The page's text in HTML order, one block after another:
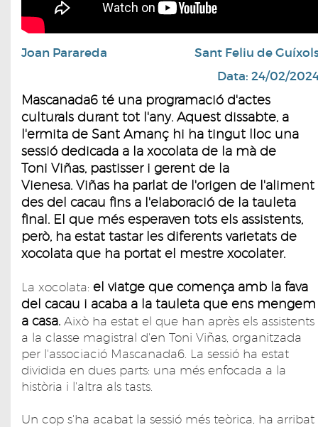
Joan Parareda
Sant Feliu de
Data: 24/02/
Mascanada6 té una programació d'actes
culturals durant tot l'any. Aquest dissabte, a
l'ermita de Sant Amanç hi ha tingut lloc una
sessió dedicada a la xocolata de la mà de
Toni Viñas, pastisser i gerent de la
Vienesa. Viñas ha parlat de l'origen de l'aliment
des del cacau fins a l'elaboració de la tauleta
final. El que més esperaven tots els assistents,
però, ha estat tastar les diferents varietats de
xocolata que ha portat el mestre xocolater.
La xocolata: el viatge que comença amb la fava
del cacau i acaba a la tauleta que ens mengem
a casa. Això ha estat el que han après els assistents
a la classe magistral d'en Toni Viñas, organitzada
per l'associació Mascanada6. La sessió ha estat
dividida en dues parts: una més enfocada a la
història i l'altra als tasts.
Un cop s'ha acabat la sessió més teòrica, ha arribat